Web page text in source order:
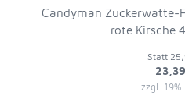
Candyman Zuckerwatte-
rote Kirsche
Statt
zzgl. 19%